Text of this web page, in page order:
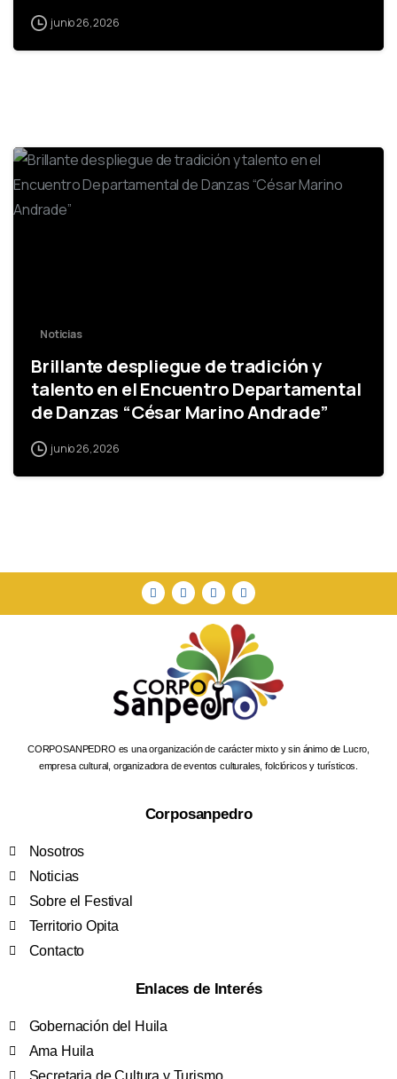
junio 26, 2026
Noticias
Brillante despliegue de tradición y
talento en el Encuentro Departamental
de Danzas “César Marino Andrade”
junio 26, 2026
CORPOSANPEDRO es una organización de carácter mixto y sin ánimo de Lucro,
empresa cultural, organizadora de eventos culturales, folclóricos y turísticos.
Corposanpedro
Nosotros
Noticias
Sobre el Festival
Territorio Opita
Contacto
Enlaces de Interés
Gobernación del Huila
Ama Huila
Secretaria de Cultura y Turismo